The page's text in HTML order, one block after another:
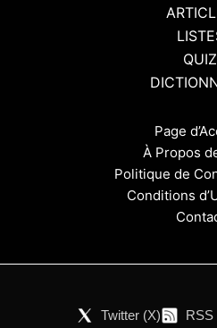
QUIZ
Page
À Propos
Politique de
Conditions
Twitter (X) RSS